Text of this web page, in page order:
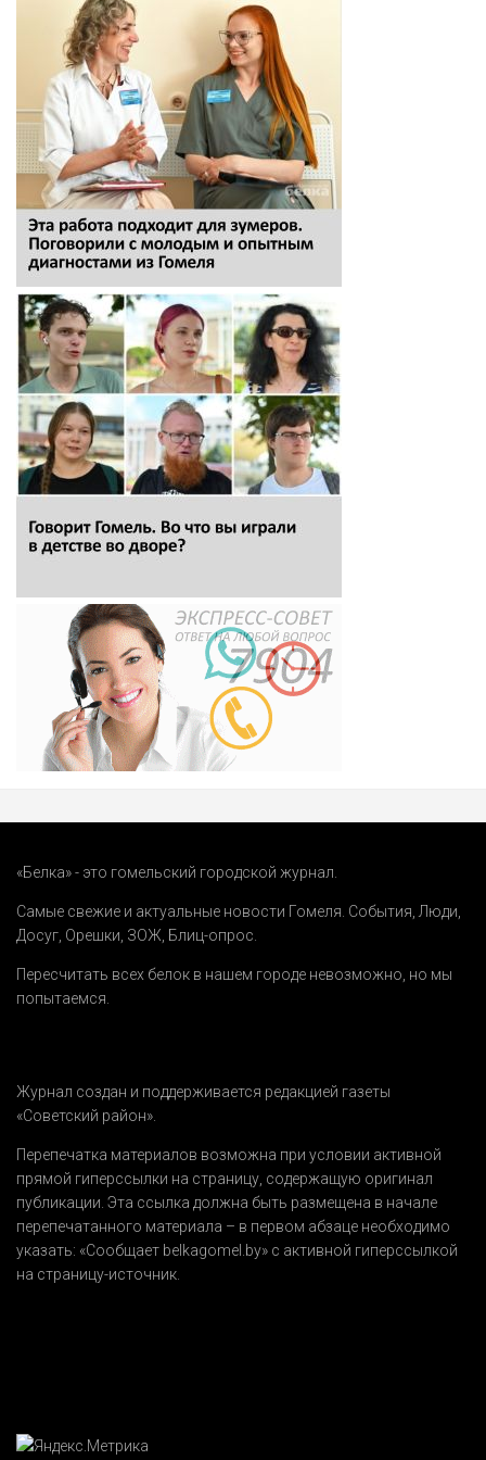
«Белка» - это гомельский городской журнал.
Самые свежие и актуальные новости Гомеля. События,Люди,
Досуг, Орешки, ЗОЖ, Блиц-опрос.
Пересчитать всех белок в нашем городе невозможно, но мы
попытаемся.
Журнал создан и поддерживается редакцией газеты
«Советский район».
Перепечатка материалов возможна при условии активной
прямой гиперссылки на страницу, содержащую оригинал
публикации. Эта ссылка должна быть размещена в начале
перепечатанного материала – в первом абзаце необходимо
указать: «Сообщает belkagomel.by» с активной гиперссылкой
на страницу-источник.